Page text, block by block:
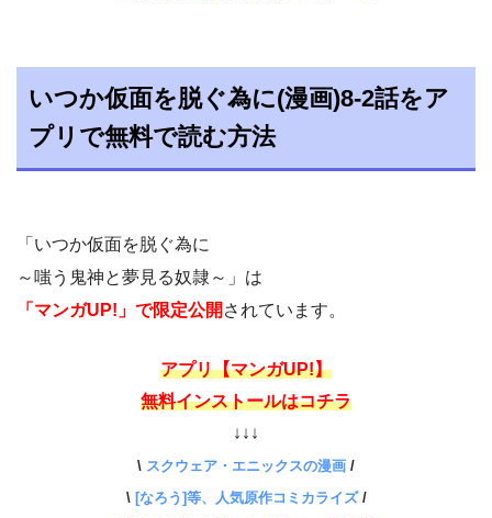
いつか仮面を脱ぐ為に(漫画)8-2話をア
プリで無料で読む方法
「いつか仮面を脱ぐ為に
～嗤う鬼神と夢見る奴隷～」は
「マンガUP!」で限定公開 されています。
アプリ【マンガUP!】
無料インストールはコチラ
↓↓↓
\ スクウェア・エニックスの漫画 /
\ [なろう]等、人気原作コミカライズ/